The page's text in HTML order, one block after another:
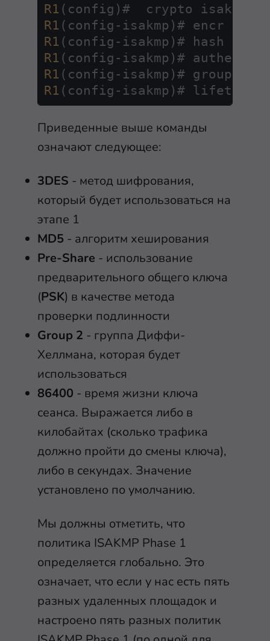
R1 (config)#  crypto isakmp
R1 (config-isakmp)# encr
R1
R1
R1 (config-isakmp)# group
R1 (config-isakmp)# lifetime
Приведенные выше команды
означают следующее:
3DES - метод шифрования,
который будет использоваться на
этапе 1
MD5 - алгоритм хеширования
Pre-Share - использование
предварительного общего ключа
(PSK) в качестве метода
проверки подлинности
Group 2 - группа Диффи-
Хеллмана, которая будет
использоваться
86400 - время жизни ключа
сеанса. Выражается либо в
килобайтах (сколько трафика
должно пройти до смены ключа),
либо в секундах. Значение
установлено по умолчанию.
Мы должны отметить, что
политика ISAKMP Phase 1
определяется глобально. Это
означает, что если у нас есть пять
разных удаленных площадок и
настроено пять разных политик